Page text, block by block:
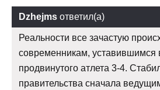
Dzhejms ответил(а)
Реальности все зачастую
современникам, уставившимся
продвинутого атлета 3-4.
правительства сначала